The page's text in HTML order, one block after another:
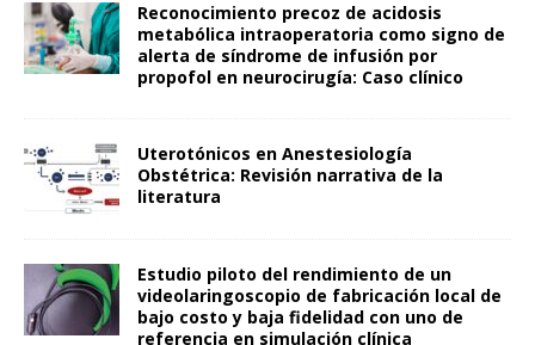
Reconocimiento precoz de acidosis
metabólica intraoperatoria como signo de
alerta de síndrome de infusión por
propofol en neurocirugía: Caso clínico
Uterotónicos en Anestesiología
Obstétrica: Revisión narrativa de la
literatura
Estudio piloto del rendimiento de un
videolaringoscopio de fabricación local de
bajo costo y baja fidelidad con uno de
referencia en simulación clínica